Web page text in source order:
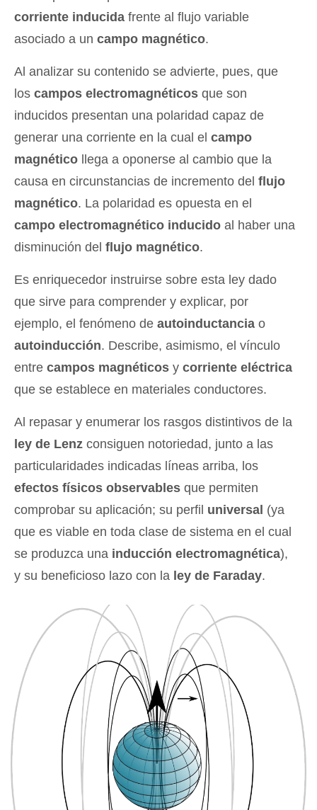
corriente inducida frente al flujo variable
asociado a un campo magnético.
Al analizar su contenido se advierte, pues, que
los campos electromagnéticos que son
inducidos presentan una polaridad capaz de
generar una corriente en la cual el campo
magnético llega a oponerse al cambio que la
causa en circunstancias de incremento del flujo
magnético. La polaridad es opuesta en el
campo electromagnético inducido al haber una
disminución del flujo magnético.
Es enriquecedor instruirse sobre esta ley dado
que sirve para comprender y explicar, por
ejemplo, el fenómeno de autoinductancia o
autoinducción. Describe, asimismo, el vínculo
entre campos magnéticos y corriente eléctrica
que se establece en materiales conductores.
Al repasar y enumerar los rasgos distintivos de la
ley de Lenz consiguen notoriedad, junto a las
particularidades indicadas líneas arriba, los
efectos físicos observables que permiten
comprobar su aplicación; su perfil universal (ya
que es viable en toda clase de sistema en el cual
se produzca una inducción electromagnética),
y su beneficioso lazo con la ley de Faraday.